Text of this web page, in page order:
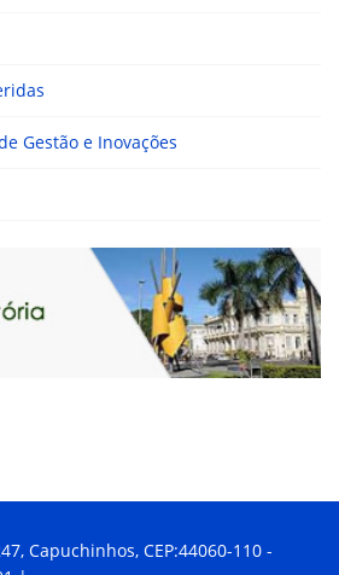
Gestão e Inovações
Capuchinhos, CEP:44060-110 -